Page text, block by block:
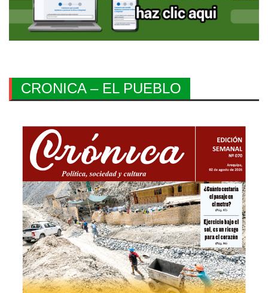
CRONICA – EL PUEBLO